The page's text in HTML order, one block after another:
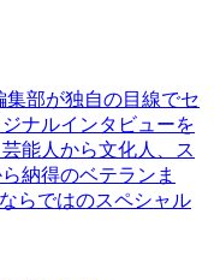
部が独自の目線でセ
ナルインタビューを
能人から文化人、ス
納得のベテランま
らではのスペシャル